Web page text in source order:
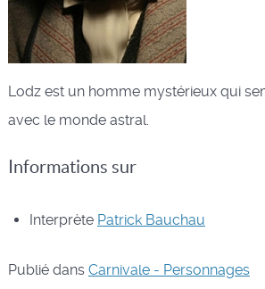
Lodz est un homme mystérieux qui
avec le monde astral.
Informations sur
Interprète Patrick Bauchau
Publié dans Carnivale - Personnages